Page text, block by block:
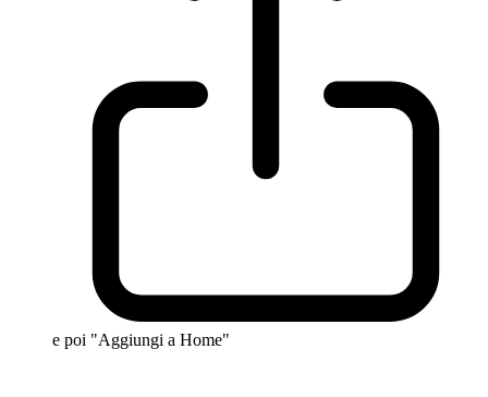
e poi "Aggiungi a Home"